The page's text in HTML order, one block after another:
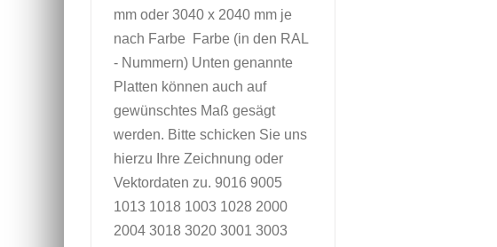
mm oder 3040 x 2040 mm je
nach Farbe Farbe (in den RAL
- Nummern) Unten genannte
Platten können auch auf
gewünschtes Maß gesägt
werden. Bitte schicken Sie uns
hierzu Ihre Zeichnung oder
Vektordaten zu. 9016 9005
1013 1018 1003 1028 2000
2004 3018 3020 3001 3003